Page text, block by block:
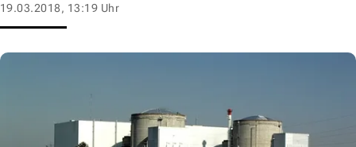
19.03.2018, 13:19 Uhr